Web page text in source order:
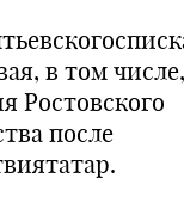
в том числе,
Ростовского
после